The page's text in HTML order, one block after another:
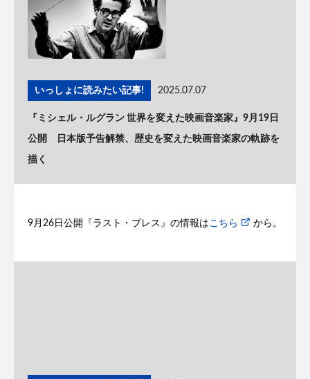
いっしょに読みたい記事! 2025.07.07
『ミシェル・ルグラン 世界を変えた映画音楽家』9月19日
公開 日本版予告解禁、歴史を変えた映画音楽家の軌跡を
描く
9月26日公開『ラスト・ブレス』の情報はこちら から。